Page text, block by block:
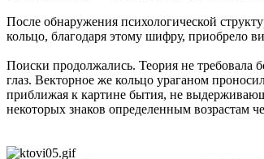
После обнаружения психологической
кольцо, благодаря этому шифру, приобрело
Поиски продолжались. Теория не требовала
глаз. Векторное же кольцо ураганом
приближая к картине бытия, не
некоторых знаков определенным возрастам